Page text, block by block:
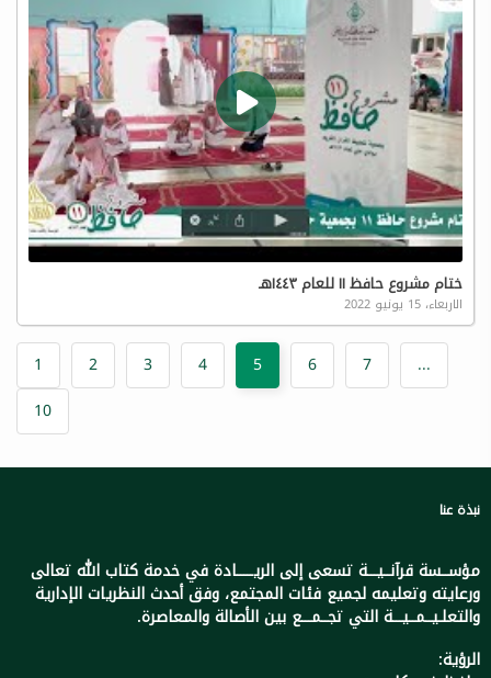
ختام مشروع حافظ ١١ للعام ١٤٤٣هـ
الاربعاء، 15 يونيو 2022
1 2 3 4 5 6 7
...
10
نبذة عنا
مؤســسة قرآنــيـــة تسعى إلى الريـــــادة في خدمة كتاب الله تعالى
ورعايته وتعليمه لجميع فئات المجتمع، وفق أحدث النظريات الإدارية
والتعلـيــمــيـــة التي تجــمـــع بين الأصالة والمعاصرة.
الرؤية: